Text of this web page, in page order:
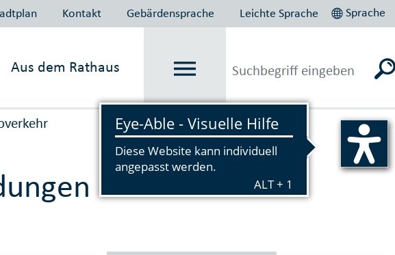
Kontakt Gebärdensprache Leichte Sprache Sprache
Aus dem Rathaus
Vorlesen
zu "Verkehr